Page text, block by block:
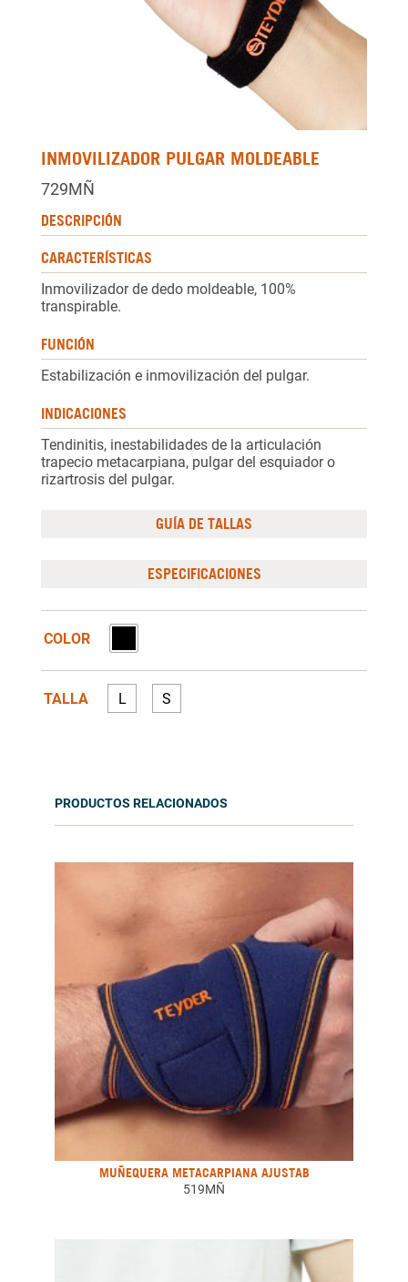
INMOVILIZADOR PULGAR MOLDEABLE
729MÑ
DESCRIPCIÓN
CARACTERÍSTICAS
Inmovilizador de dedo moldeable, 100%
transpirable.
FUNCIÓN
Estabilización e inmovilización del pulgar.
INDICACIONES
Tendinitis, inestabilidades de la articulación
trapecio metacarpiana, pulgar del esquiador o
rizartrosis del pulgar.
GUÍA DE TALLAS
ESPECIFICACIONES
COLOR
TALLA L S
PRODUCTOS RELACIONADOS
MUÑEQUERA METACARPIANA AJUSTAB
519MÑ